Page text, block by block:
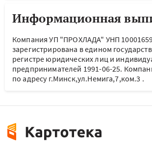
Информационная
Компания УП "ПРОХЛАДА" УНП
зарегистрирована в едином
регистре юридических лиц и
предпринимателей 1991-06-25.
по адресу г.Минск,ул.Немига,7,ком.3 .